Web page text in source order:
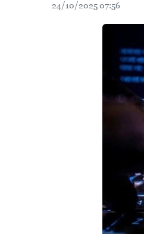
24/10/2025 07:56